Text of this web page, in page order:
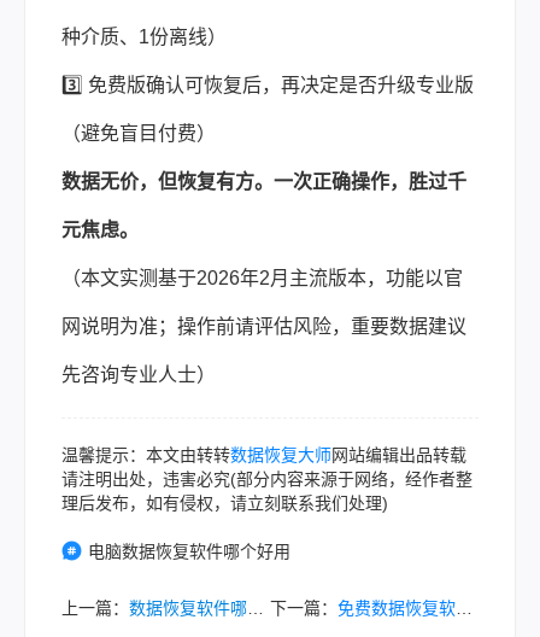
种介质、1份离线）
3️⃣ 免费版确认可恢复后，再决定是否升级专业版
（避免盲目付费）
数据无价，但恢复有方。一次正确操作，胜过千
元焦虑。
（本文实测基于2026年2月主流版本，功能以官
网说明为准；操作前请评估风险，重要数据建议
先咨询专业人士）
温馨提示：本文由转转数据恢复大师网站编辑出品转载
请注明出处，违害必究(部分内容来源于网络，经作者整
理后发布，如有侵权，请立刻联系我们处理)
电脑数据恢复软件哪个好用
上一篇： 数据恢复软件哪个最好用？10款恢复软件横评！ 下一篇： 免费数据恢复软件哪款好用？10款工具深度横评，转转大师凭“中文友好”逆袭登顶！